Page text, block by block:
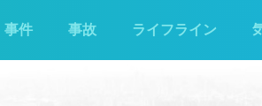
事件 事故 ライフライン